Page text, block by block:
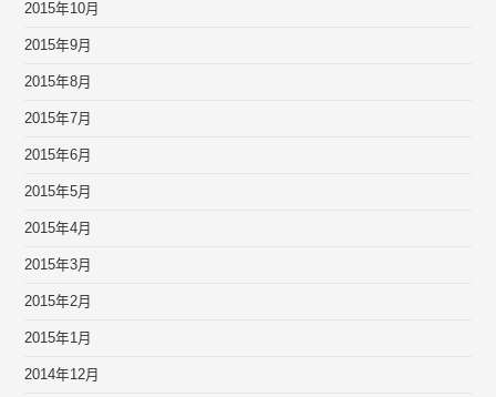
2015年10月
2015年9月
2015年8月
2015年7月
2015年6月
2015年5月
2015年4月
2015年3月
2015年2月
2015年1月
2014年12月